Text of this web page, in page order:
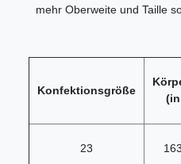
mehr Oberweite und Taille
Konfektionsgröße
23